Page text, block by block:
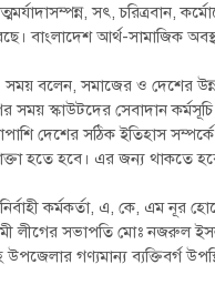
সৎ, চরিত্রবান,
বাংলাদেশ আর্থ-সামাজিক
বলেন, সমাজের ও দেশের
সময় স্কাউটদের সেবাদান
দেশের সঠিক ইতিহাস
হতে হবে। এর জন্য থাকতে
কর্মকর্তা, এ, কে, এম নূর
লীগের সভাপতি মোঃ নজরুল
উপজেলার গণ্যমান্য ব্যক্তিবর্গ